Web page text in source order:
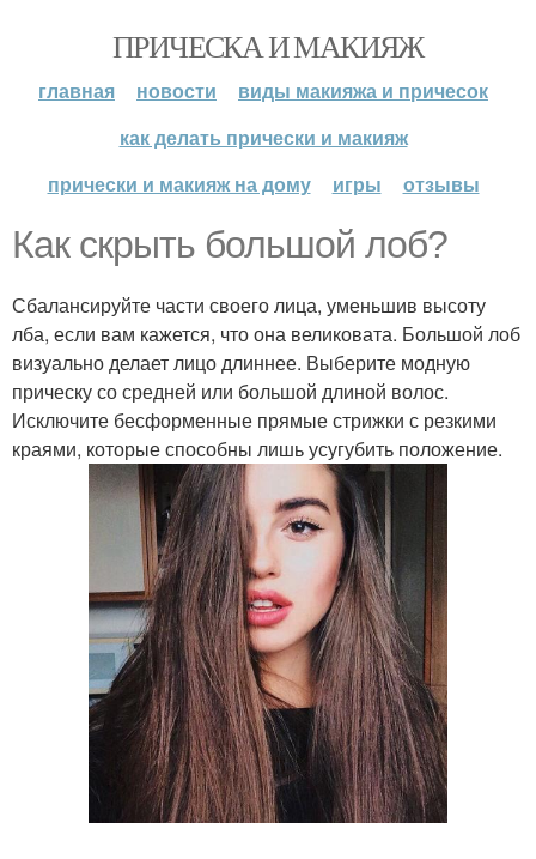
ПРИЧЕСКА И МАКИЯЖ
главная новости
виды макияжа и причесок
как делать прически и макияж
прически и макияж на дому
игры отзывы
Как скрыть большой лоб?
Сбалансируйте части своего лица, уменьшив высоту
лба, если вам кажется, что она великовата. Большой лоб
визуально делает лицо длиннее. Выберите модную
прическу со средней или большой длиной волос.
Исключите бесформенные прямые стрижки с резкими
краями, которые способны лишь усугубить положение.